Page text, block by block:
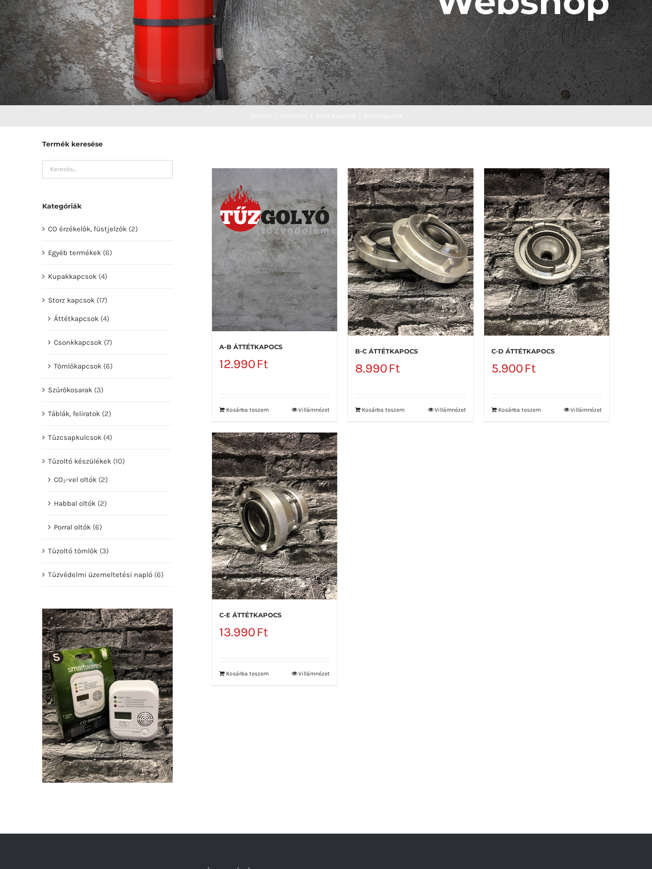
A-B ÁTTÉTKAPOCS
12.990Ft
Kosárba teszem Villámnézet
B-C ÁTTÉTKAPOCS
8.990Ft
Kosárba teszem Villámnézet
C-D ÁTTÉTKAPOCS
5.900Ft
Kosárba teszem Villámnézet
C-E ÁTTÉTKAPOCS
13.990Ft
Kosárba teszem Villámnézet
Termék keresése
Kategóriák
CO érzékelők, füstjelzők (2)
Egyéb termékek (6)
Kupakkapcsok (4)
Storz kapcsok (17)
Áttétkapcsok (4)
Csonkkapcsok (7)
Tömlőkapcsok (6)
Szűrőkosarak (3)
Táblák, feliratok (2)
Tűzcsapkulcsok (4)
Tűzoltó készülékek (10)
CO₂-vel oltók (2)
Habbal oltók (2)
Porral oltók (6)
Tűzoltó tömlők (3)
Tűzvédelmi üzemeltetési napló (6)